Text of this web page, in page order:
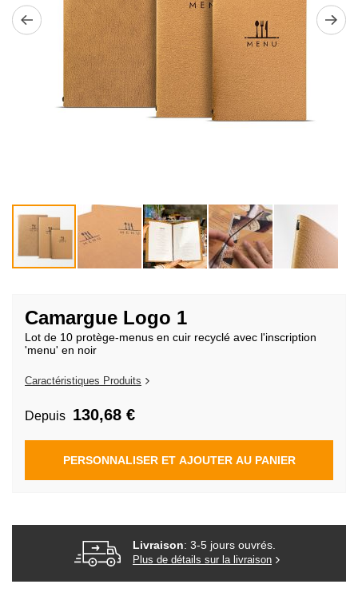
début
d’images
Camargue Logo 1
Lot de 10 protège-menus en cuir recyclé avec l'inscription
'menu' en noir
Caractéristiques Produits
Depuis 130,68 €
PERSONNALISER ET AJOUTER AU PANIER
Livraison: 3-5 jours ouvrés.
Plus de détails sur la livraison